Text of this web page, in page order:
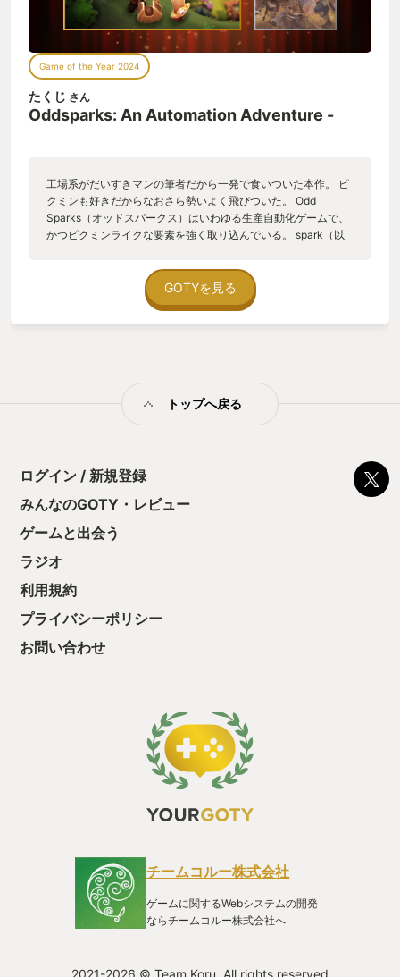
Game of the Year 2024
たくじ さん
Oddsparks: An Automation Adventure -
工場系がだいすきマンの筆者だから一発で食いついた本作。 ピ
クミンも好きだからなおさら勢いよく飛びついた。 Odd
Sparks（オッドスパークス）はいわゆる生産自動化ゲームで、
かつピクミンライクな要素を強く取り込んでいる。 spark（以
た街を復興させる資源探しの旅に出る！というのが物語導入で
ある。 メインビジュアルからもわかるとおり、工場というよ
り、緑豊かな屋外の作業場である。コンベアもなく、どこが工
ピクミンを量産するという無限地獄。 物量が少ない道は一匹だ
オリマーの誕生である。 原生生物とのバトルも当然ある。 生き
物を倒すとピクミンの素の塊に加えて、次レベルの加工施設の
建設に必要なキー素材などが貰える。狩猟の嬉しさがしっかり
している。 でかい獲物を狩る感じや、ヘタを打ったときの大量
死など、正しくピクミンフォロワーといえる。原生生物があっ
ある。血がたぎる。 ピクミンたちのバリエーションも豊富で楽
ち運べるやつ、施設の生産効率を上げるやつ、などなど。 適材
適所に活躍させるため、それら各ピクミンたちを生産するのに
必要な資材ラインを日夜整備することになるのである。 アーリ
け工場自動化とピクミンライクの融合という意味で）非常に高
いレベルに完成している。 もしかしたら宮本さんがこれを見て
ほぞを噛んで悔しがってるんじゃないか、と思わせるほどの輝
きを感じている。 steamストアページやDiscordで開発予定を見
るに、あと３回くらい変身を残しているようでもあり、年明け
である。 了 ※現状Steamにてアーリーアクセス販売中。PSと
GOTYを見る
トップへ戻る
ログイン / 新規登録
みんなのGOTY・レビュー
ゲームと出会う
ラジオ
利用規約
プライバシーポリシー
お問い合わせ
チームコルー株式会社
ゲームに関するWebシステムの開発
ならチームコルー株式会社へ
2021-2026 © Team Koru. All rights reserved